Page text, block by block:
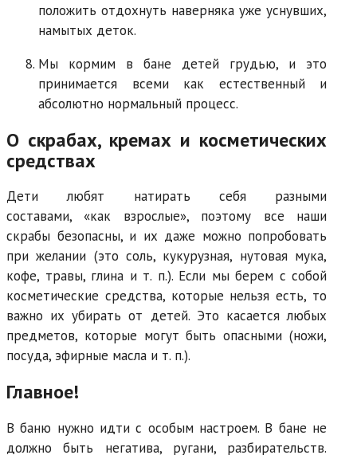
положить отдохнуть наверняка уже уснувших,
намытых деток.
Мы кормим в бане детей грудью, и это
принимается всеми как естественный и
абсолютно нормальный процесс.
О скрабах, кремах и косметических
средствах
Дети любят натирать себя разными
составами, «как взрослые», поэтому все наши
скрабы безопасны, и их даже можно попробовать
при желании (это соль, кукурузная, нутовая мука,
кофе, травы, глина и т. п.). Если мы берем с собой
косметические средства, которые нельзя есть, то
важно их убирать от детей. Это касается любых
предметов, которые могут быть опасными (ножи,
посуда, эфирные масла и т. п.).
Главное!
В баню нужно идти с особым настроем. В бане не
должно быть негатива, ругани, разбирательств.